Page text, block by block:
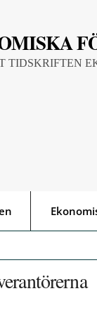
TIDSKRIFTEN